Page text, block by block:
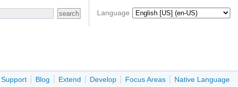
Language
Support Blog Extend Develop Focus Areas Native Language